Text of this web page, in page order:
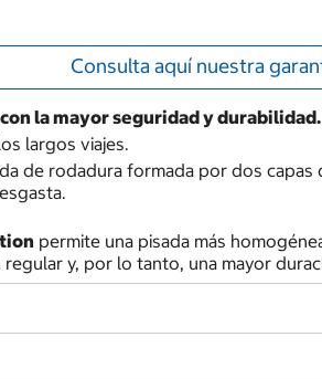
Consulta aquí nuestra
la mayor seguridad y durabilidad.
largos viajes.
de rodadura formada por dos
permite una pisada más
y, por lo tanto, una mayor